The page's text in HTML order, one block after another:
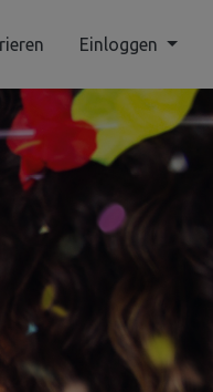
Einloggen